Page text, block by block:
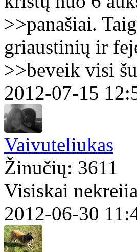
>>panašiai.
griaustinių ir
>>beveik visi
2012-07-15
Vaivuteliukas
Žinučių: 3611
Visiskai
2012-06-30